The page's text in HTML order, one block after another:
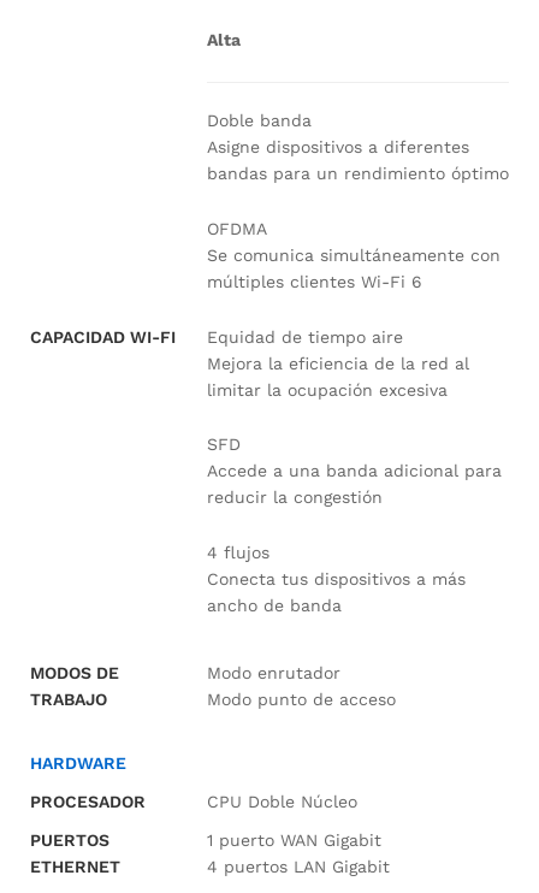
CAPACIDAD WI-FI
Alta
Doble banda
Asigne dispositivos a diferentes
bandas para un rendimiento óptimo
OFDMA
Se comunica simultáneamente con
múltiples clientes Wi-Fi 6
Equidad de tiempo aire
Mejora la eficiencia de la red al
limitar la ocupación excesiva
SFD
Accede a una banda adicional para
reducir la congestión
4 flujos
Conecta tus dispositivos a más
ancho de banda
MODOS DE
TRABAJO
Modo enrutador
Modo punto de acceso
HARDWARE
PROCESADOR
CPU Doble Núcleo
PUERTOS
ETHERNET
1 puerto WAN Gigabit
4 puertos LAN Gigabit